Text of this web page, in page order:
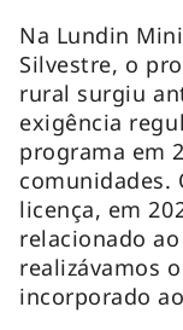
Na Lundin
Silvestre, o
rural surgiu
exigência
programa em
comunidades.
licença, em
relacionado
realizávamos
incorporado